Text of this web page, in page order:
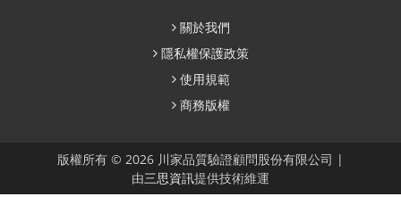
關於我們
隱私權保護政策
使用規範
商務版權
版權所有 © 2026 川家品質驗證顧問股份有限公司 |
由三思資訊提供技術維運